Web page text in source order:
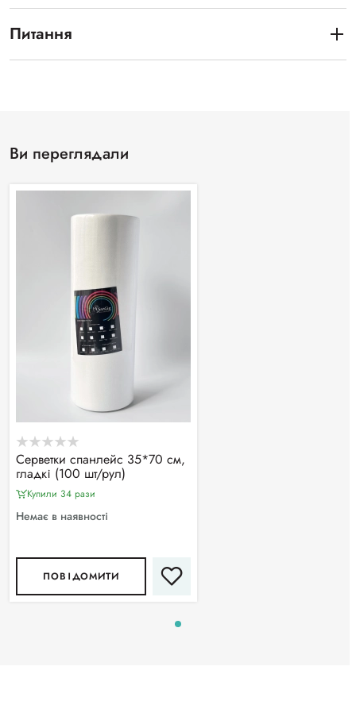
Питання
Ви переглядали
Серветки спанлейс 35*70 см,
гладкі (100 шт/рул)
Купили 34 рази
Немає в наявності
ПОВІДОМИТИ